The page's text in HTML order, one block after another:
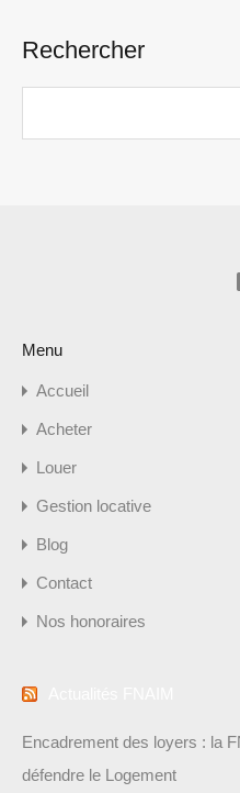
Rechercher
Menu
Accueil
Acheter
Louer
Gestion locative
Blog
Contact
Nos honoraires
Encadrement des loyers : la
défendre le Logement